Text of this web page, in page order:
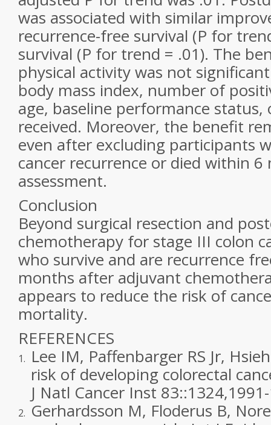
was associated with similar
recurrence-free survival (P for
survival (P for trend = .01). The
physical activity was not
body mass index, number of
age, baseline performance
received. Moreover, the benefit
even after excluding participants
cancer recurrence or died within
assessment.
Conclusion
Beyond surgical resection and
chemotherapy for stage III colon
who survive and are recurrence
months after adjuvant
appears to reduce the risk of
mortality.
REFERENCES
1. Lee IM, Paffenbarger RS Jr,
risk of developing colorectal
J Natl Cancer Inst 83::1324,1991
2. Gerhardsson M, Floderus B,